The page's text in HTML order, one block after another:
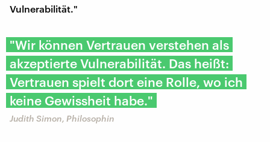
Vulnerabilität."
"Wir können Vertrauen verstehen als
akzeptierte Vulnerabilität. Das heißt:
Vertrauen spielt dort eine Rolle, wo ich
keine Gewissheit habe."
Judith Simon, Philosophin